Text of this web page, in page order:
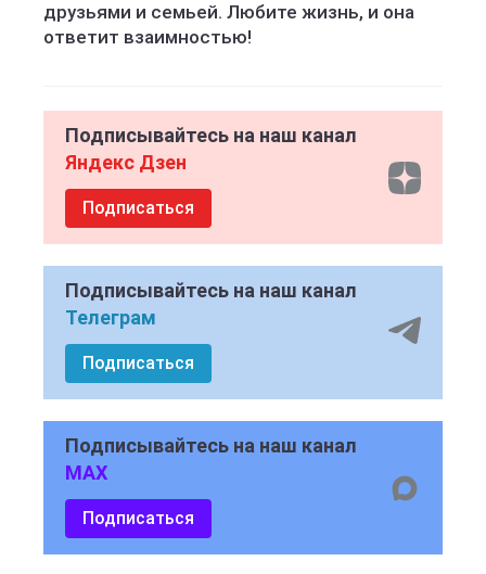
друзьями и семьей. Любите жизнь, и она
ответит взаимностью!
Подписывайтесь на наш канал
Яндекс Дзен
Подписаться
Подписывайтесь на наш канал
Телеграм
Подписаться
Подписывайтесь на наш канал
MAX
Подписаться